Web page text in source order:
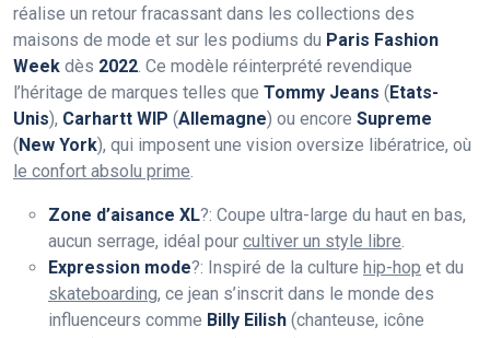
réalise un retour fracassant dans les collections des
maisons de mode et sur les podiums du Paris Fashion
Week dès 2022. Ce modèle réinterprété revendique
l’héritage de marques telles que Tommy Jeans ( Etats-
Unis), Carhartt WIP (Allemagne) ou encore Supreme
( New York), qui imposent une vision oversize libératrice, où
le confort absolu prime.
Zone d’aisance XL?: Coupe ultra-large du haut en bas,
aucun serrage, idéal pour cultiver un style libre.
Expression mode?: Inspiré de la culture hip-hop et du
skateboarding, ce jean s’inscrit dans le monde des
influenceurs comme Billy Eilish (chanteuse, icône